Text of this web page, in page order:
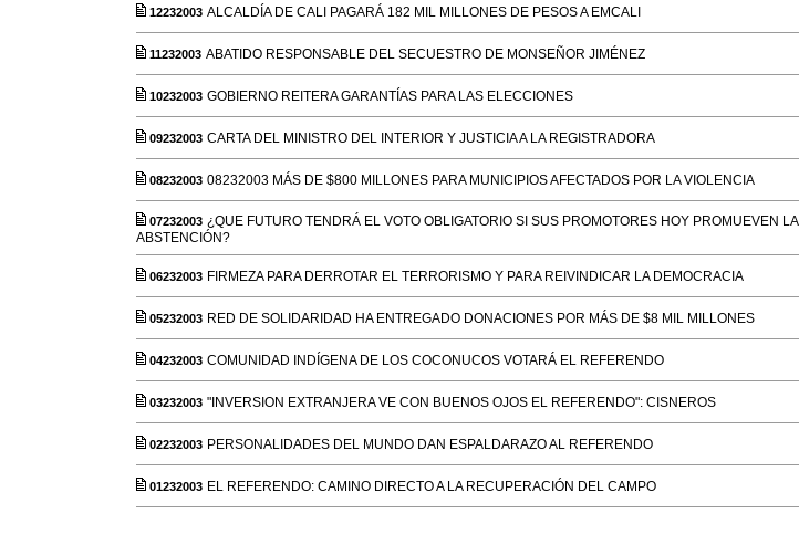
12232003 ALCALDÍA DE CALI PAGARÁ 182 MIL MILLONES DE PESOS A EMCALI
11232003 ABATIDO RESPONSABLE DEL SECUESTRO DE MONSEÑOR JIMÉNEZ
10232003 GOBIERNO REITERA GARANTÍAS PARA LAS ELECCIONES
09232003 CARTA DEL MINISTRO DEL INTERIOR Y JUSTICIA A LA REGISTRADORA
08232003 08232003 MÁS DE $800 MILLONES PARA MUNICIPIOS AFECTADOS POR LA VIOLENCIA
07232003 ¿QUE FUTURO TENDRÁ EL VOTO OBLIGATORIO SI SUS PROMOTORES HOY PROMUEVEN LA
ABSTENCIÓN?
06232003 FIRMEZA PARA DERROTAR EL TERRORISMO Y PARA REIVINDICAR LA DEMOCRACIA
05232003 RED DE SOLIDARIDAD HA ENTREGADO DONACIONES POR MÁS DE $8 MIL MILLONES
04232003 COMUNIDAD INDÍGENA DE LOS COCONUCOS VOTARÁ EL REFERENDO
03232003 "INVERSION EXTRANJERA VE CON BUENOS OJOS EL REFERENDO": CISNEROS
02232003 PERSONALIDADES DEL MUNDO DAN ESPALDARAZO AL REFERENDO
01232003 EL REFERENDO: CAMINO DIRECTO A LA RECUPERACIÓN DEL CAMPO